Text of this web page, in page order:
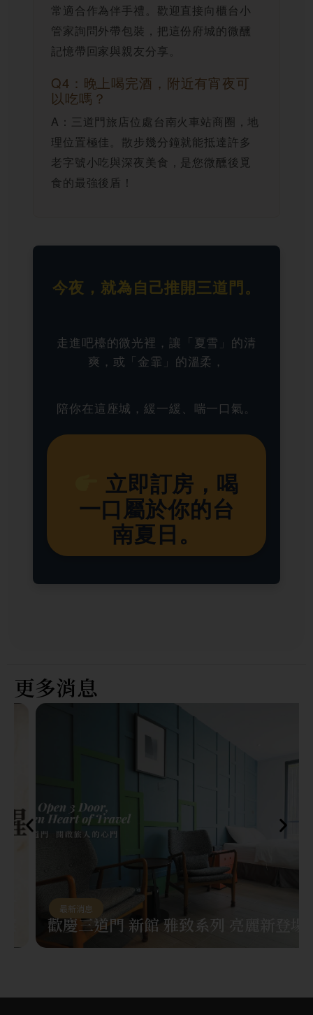
常適合作為伴手禮。歡迎直接向櫃台小
管家詢問外帶包裝，把這份府城的微醺
記憶帶回家與親友分享。
Q4：晚上喝完酒，附近有宵夜可
以吃嗎？
A：三道門旅店位處台南火車站商圈，地
理位置極佳。散步幾分鐘就能抵達許多
老字號小吃與深夜美食，是您微醺後覓
食的最強後盾！
今夜，就為自己推開三道門。
走進吧檯的微光裡，讓「夏雪」的清
爽，或「金霏」的溫柔，
陪你在這座城，緩一緩、喘一口氣。
立即訂房，喝
一口屬於你的台
南夏日。
更多消息
最新消息
歡慶三道門 新館 雅致系列 亮麗新登場